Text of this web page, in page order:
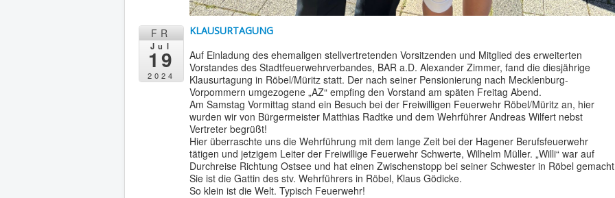
FR
Jul
19
2024
KLAUSURTAGUNG
Auf Einladung des ehemaligen stellvertretenden Vorsitzenden und Mitglied des erweiterten
Vorstandes des Stadtfeuerwehrverbandes, BAR a.D. Alexander Zimmer, fand die diesjährige
Klausurtagung in Röbel/Müritz statt. Der nach seiner Pensionierung nach Mecklenburg-
Vorpommern umgezogene „AZ“ empfing den Vorstand am späten Freitag Abend.
Am Samstag Vormittag stand ein Besuch bei der Freiwilligen Feuerwehr Röbel/Müritz an, hier
wurden wir von Bürgermeister Matthias Radtke und dem Wehrführer Andreas Wilfert nebst
Vertreter begrüßt!
Hier überraschte uns die Wehrführung mit dem lange Zeit bei der Hagener Berufsfeuerwehr
tätigen und jetzigem Leiter der Freiwillige Feuerwehr Schwerte, Wilhelm Müller. „Willi“ war auf
Durchreise Richtung Ostsee und hat einen Zwischenstopp bei seiner Schwester in Röbel
Sie ist die Gattin des stv. Wehrführers in Röbel, Klaus Gödicke.
So klein ist die Welt. Typisch Feuerwehr!